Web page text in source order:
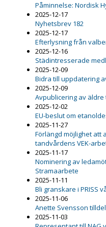
Påminnelse: Nordisk
2025-12-17
Nyhetsbrev 182
2025-12-17
Efterlysning från
2025-12-16
Städintresserade
2025-12-09
Bidra till uppdatering
2025-12-09
Avpublicering av
2025-12-02
EU-beslut om
2025-11-27
Förlängd möjlighet att
tandvårdens VEK-
2025-11-17
Nominering av
Stramaarbete
2025-11-11
Bli granskare i PRISS
2025-11-06
Anette Svensson
2025-11-03